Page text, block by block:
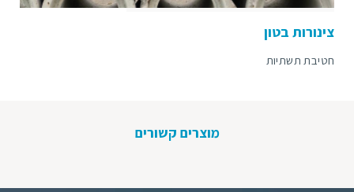
צינורות בטון
חטיבת תשתיות
מוצרים קשורים